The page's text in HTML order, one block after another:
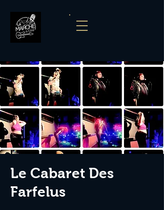
Le Cabaret Des
Farfelus